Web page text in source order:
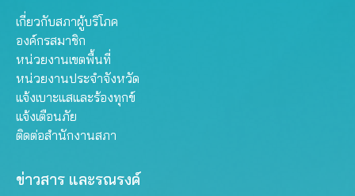
เกี่ยวกับสภาผู้บริโภค
องค์กรสมาชิก
หน่วยงานเขตพื้นที่
หน่วยงานประจำจังหวัด
แจ้งเบาะแสและร้องทุกข์
แจ้งเตือนภัย
ติดต่อสำนักงานสภา
ข่าวสาร และรณรงค์